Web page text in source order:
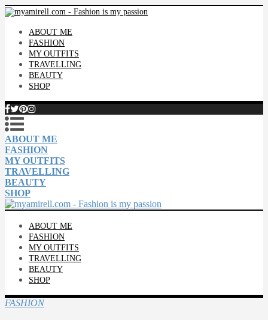
ABOUT ME
FASHION
MY OUTFITS
TRAVELLING
BEAUTY
SHOP
ABOUT ME
FASHION
MY OUTFITS
TRAVELLING
BEAUTY
SHOP
ABOUT ME
FASHION
MY OUTFITS
TRAVELLING
BEAUTY
SHOP
FASHION